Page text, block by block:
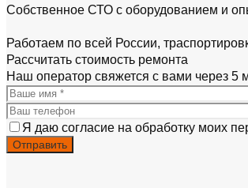
Собственное СТО с оборудованием и
Работаем по всей России,
Рассчитать стоимость ремонта
Наш оператор свяжется с вами через 5
Я даю согласие на обработку моих